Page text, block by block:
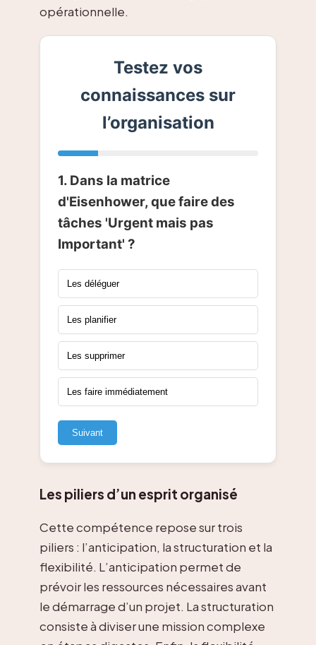
opérationnelle.
Testez vos
connaissances sur
l’organisation
1. Dans la matrice
d'Eisenhower, que faire des
tâches 'Urgent mais pas
Important' ?
Les déléguer
Les planifier
Les supprimer
Les faire immédiatement
Suivant
Les piliers d’un esprit organisé
Cette compétence repose sur trois
piliers : l’anticipation, la structuration et la
flexibilité. L’anticipation permet de
prévoir les ressources nécessaires avant
le démarrage d’un projet. La structuration
consiste à diviser une mission complexe